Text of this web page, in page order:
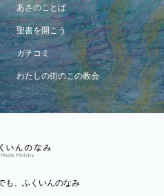
あさのことば
聖書を開こう
ガチコミ
わたしの街のこの教会
も、ふくいんのなみ